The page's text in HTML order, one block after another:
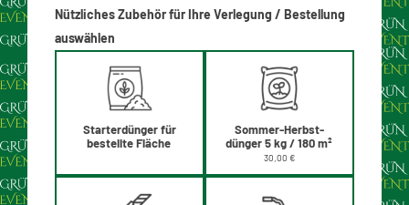
Nützliches Zubehör für Ihre Verlegung / Bestellung
auswählen
Starterdünger für
bestellte Fläche
Sommer-Herbst-
dünger 5 kg / 180 m²
30,00 €